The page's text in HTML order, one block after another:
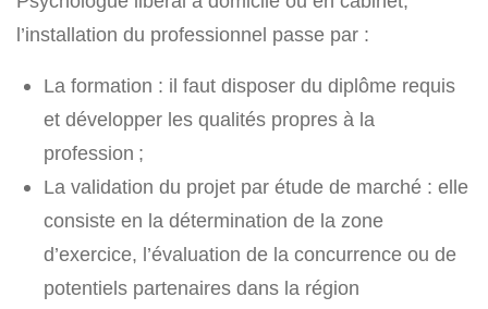
l’installation du professionnel passe par :
La formation : il faut disposer du diplôme requis
et développer les qualités propres à la
profession ;
La validation du projet par étude de marché : elle
consiste en la détermination de la zone
d’exercice, l’évaluation de la concurrence ou de
potentiels partenaires dans la région